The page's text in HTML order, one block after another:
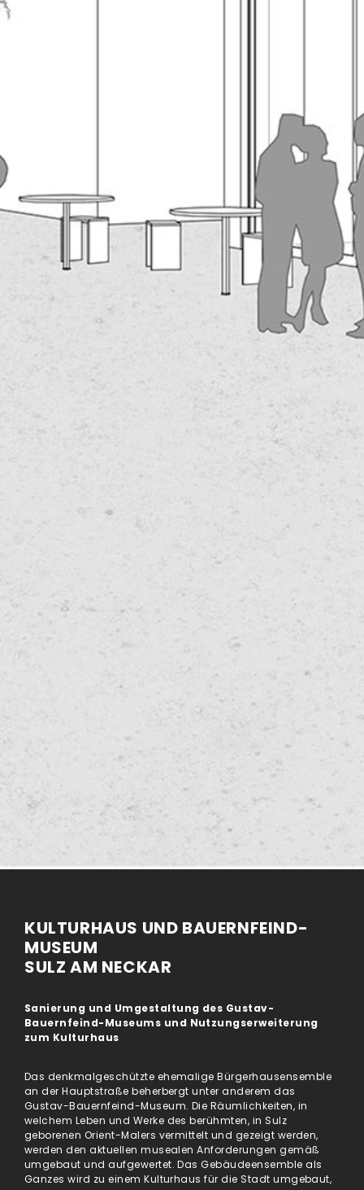
KULTURHAUS UND BAUERNFEIND-
MUSEUM
SULZ AM NECKAR
Sanierung und Umgestaltung des Gustav-
Bauernfeind-Museums und Nutzungserweiterung
zum Kulturhaus
Das denkmalgeschützte ehemalige Bürgerhausensemble
an der Hauptstraße beherbergt unter anderem das
Gustav-Bauernfeind-Museum. Die Räumlichkeiten, in
welchem Leben und Werke des berühmten, in Sulz
geborenen Orient-Malers vermittelt und gezeigt werden,
werden den aktuellen musealen Anforderungen gemäß
umgebaut und aufgewertet. Das Gebäudeensemble als
Ganzes wird zu einem Kulturhaus für die Stadt umgebaut,